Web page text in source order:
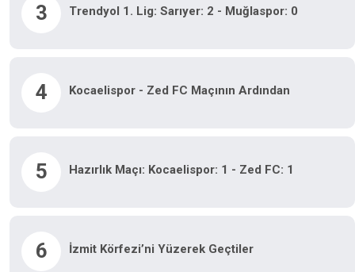
3 Trendyol 1. Lig: Sarıyer: 2 - Muğlaspor: 0
4 Kocaelispor - Zed FC Maçının Ardından
5 Hazırlık Maçı: Kocaelispor: 1 - Zed FC: 1
6 İzmit Körfezi’ni Yüzerek Geçtiler